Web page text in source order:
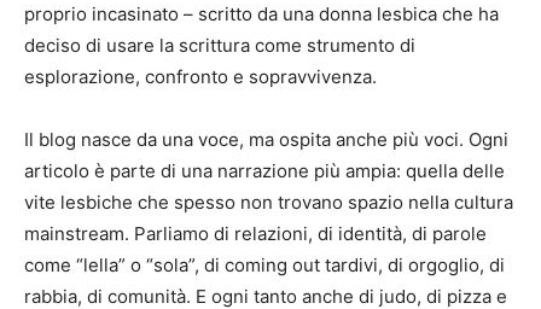
proprio incasinato – scritto da una donna lesbica che ha
deciso di usare la scrittura come strumento di
esplorazione, confronto e sopravvivenza.
Il blog nasce da una voce, ma ospita anche più voci. Ogni
articolo è parte di una narrazione più ampia: quella delle
vite lesbiche che spesso non trovano spazio nella cultura
mainstream. Parliamo di relazioni, di identità, di parole
come “lella” o “sola”, di coming out tardivi, di orgoglio, di
rabbia, di comunità. E ogni tanto anche di judo, di pizza e